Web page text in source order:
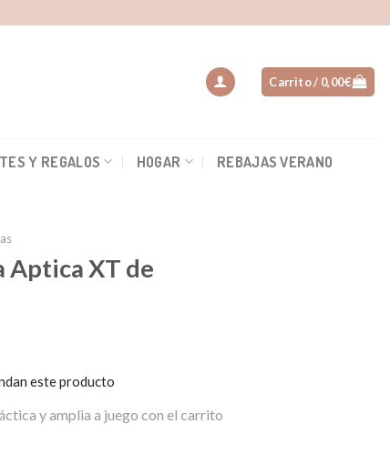
Carrito / 0,00€
Y REGALOS HOGAR REBAJAS VERANO
Aptica XT de
este producto
y amplia a juego con el carrito